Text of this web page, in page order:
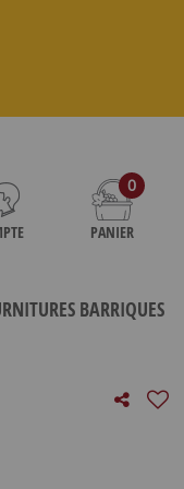
0
PANIER
BARRIQUES